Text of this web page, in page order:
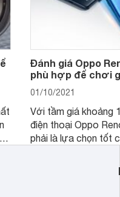
Đánh giá Oppo
phù hợp để chơi
01/10/2021
Với tầm giá khoảng
điện thoại Oppo
phải là lựa chọn tốt